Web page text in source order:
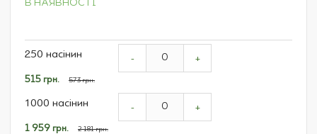
В НАЯВНОСТІ
product
250 насінин
Спеціальна
515 грн. 573 грн.
- +
1000 насінин
Спеціальна
1 959 грн. 2 181 грн.
- +